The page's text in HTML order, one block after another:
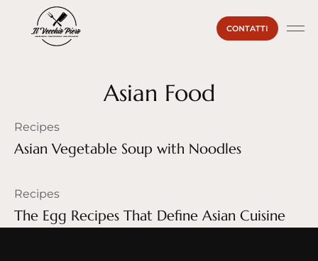
CONTATTI
Asian Food
Recipes
Asian Vegetable Soup with Noodles
Recipes
The Egg Recipes That Define Asian Cuisine